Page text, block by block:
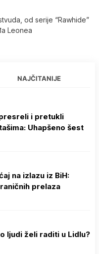
od serije “Rawhide”
Leonea
NAJČITANIJE
i pretukli
Uhapšeno šest
na izlazu iz BiH:
prelaza
ljudi želi raditi u Lidlu?